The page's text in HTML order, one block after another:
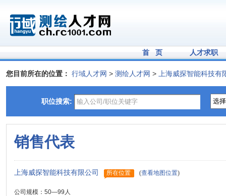
首 页 人才求职
您目前所在的位置： 行域人才网 > 测绘人才网 > 上海威探智能科技有
职位搜索:
销售代表
上海威探智能科技有限公司 所在位置 (查看地图位置)
公司规模：50—99人